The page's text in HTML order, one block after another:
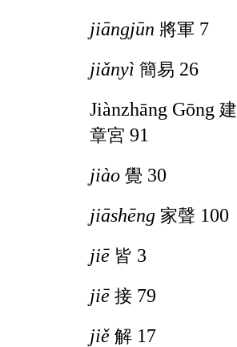
jiāngjūn 將軍 7
jiǎnyì 簡易 26
Jiànzhāng Gōng 建
章宮 91
jiào 覺 30
jiāshēng 家聲 100
jiē 皆 3
jiē 接 79
jiě 解 17